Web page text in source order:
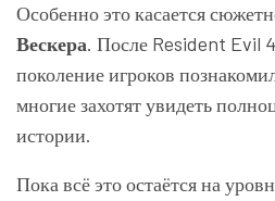
Особенно это касается
Вескера. После Resident Evil
поколение игроков
многие захотят увидеть
истории.
Пока всё это остаётся на